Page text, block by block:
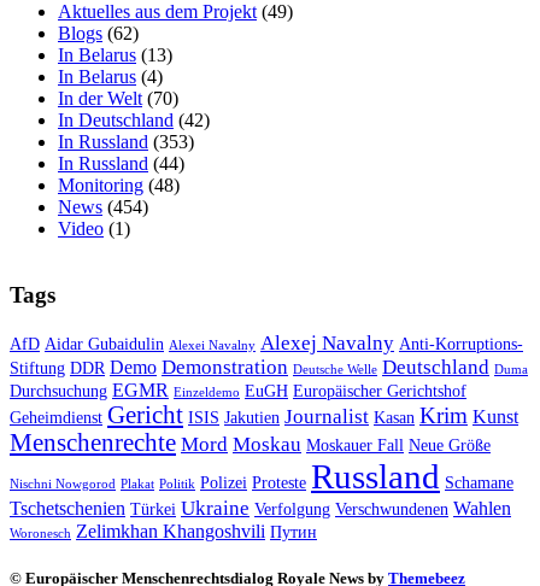
Aktuelles aus dem Projekt(49)
Blogs (62)
In Belarus (13)
In Belarus (4)
In der Welt(70)
In Deutschland (42)
In Russland (353)
In Russland (44)
Monitoring (48)
News (454)
Video (1)
Tags
AfD Aidar Gubaidulin Alexei Navalny Alexej Navalny Anti-Korruptions-
Stiftung DDR Demo Demonstration Deutsche Welle Deutschland Duma
Durchsuchung EGMR Einzeldemo EuGH Europäischer Gerichtshof
Geheimdienst Gericht ISIS Jakutien Journalist Kasan Krim Kunst
Menschenrechte Mord Moskau Moskauer Fall Neue Größe
Nischni Nowgorod Plakat Politik Polizei Proteste Russland Schamane
Tschetschenien Türkei Ukraine Verfolgung Verschwundenen Wahlen
Woronesch Zelimkhan Khangoshvili Путин
© Europäischer Menschenrechtsdialog Royale News by Themebeez